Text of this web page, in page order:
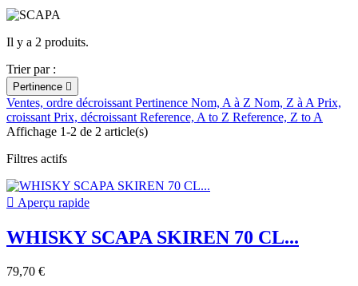
Il y a 2 produits.
Trier par :
Pertinence 
Ventes, ordre décroissantPertinence Nom, A à Z Nom, Z à APrix,
croissantPrix, décroissantReference, A to Z Reference, Z to A
Affichage 1-2 de 2 article(s)
Filtres actifs
 Aperçu rapide
WHISKY SCAPA SKIREN 70 CL...
79,70 €